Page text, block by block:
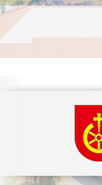
Przejdź
do
zawartości